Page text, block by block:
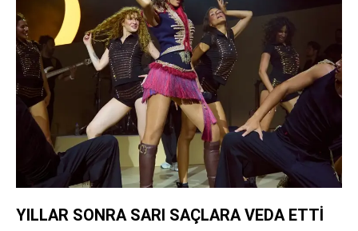
YILLAR SONRA SARI SAÇLARA VEDA ETTİ